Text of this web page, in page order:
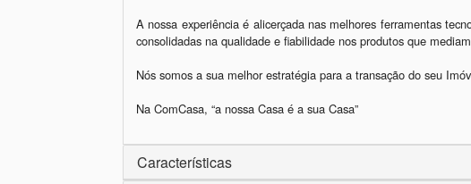
A nossa experiência é alicerçada nas melhores ferramentas
consolidadas na qualidade e fiabilidade nos produtos que
Nós somos a sua melhor estratégia para a transação do seu
Características